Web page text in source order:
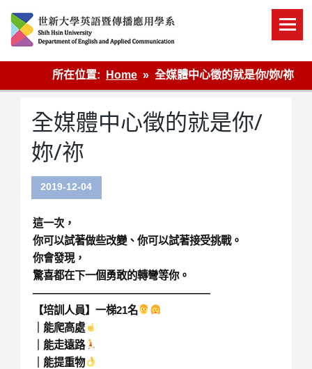
content
英語傳播
所在位置:
Home 全媒體中心徵的就是你/妳/祢
全媒體中心徵的就是你/
妳/祢
2019-12-04
這一次，
你可以試著做些改變、你可以試著接受挑戰。
你會發現，
驚喜都在下一個勇敢的轉彎等你。
—————————————————
【培訓人員】一梯21名
｜能爬高處
｜能走遠路
｜能提重物